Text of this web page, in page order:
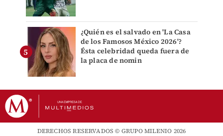
¿Quién es el salvado en 'La Casa
de los Famosos México 2026'?
Ésta celebridad queda fuera de
la placa de nomin
DERECHOS RESERVADOS © GRUPO MILENIO 2026